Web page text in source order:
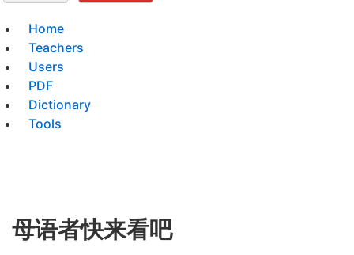
Home
Teachers
Users
PDF
Dictionary
Tools
母语者快来看吧